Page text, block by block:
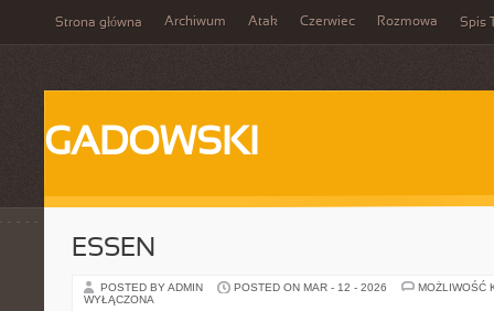
Strona główna Archiwum Atak Czerwiec Rozmowa Spis
GADOWSKI
ESSEN
POSTED BY ADMIN POSTED ON MAR - 12 - 2026
MOŻLIWOŚĆ
WYŁĄCZONA